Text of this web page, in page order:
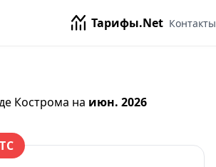
Тарифы.Net Контакты
Кострома на июн. 2026